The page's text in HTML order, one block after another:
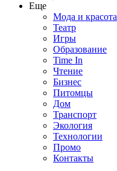
Еще
Мода и красота
Театр
Игры
Образование
Time In
Чтение
Бизнес
Питомцы
Дом
Транспорт
Экология
Технологии
Промо
Контакты